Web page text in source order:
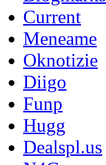
Current
Meneame
Oknotizie
Diigo
Funp
Hugg
Dealspl.us